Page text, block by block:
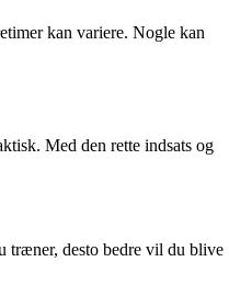
kan variere. Nogle kan
Med den rette indsats og
træner, desto bedre vil du blive